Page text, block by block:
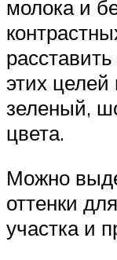
молока и
этих
зеленый,
цвета.
Можно
оттенки
участка и